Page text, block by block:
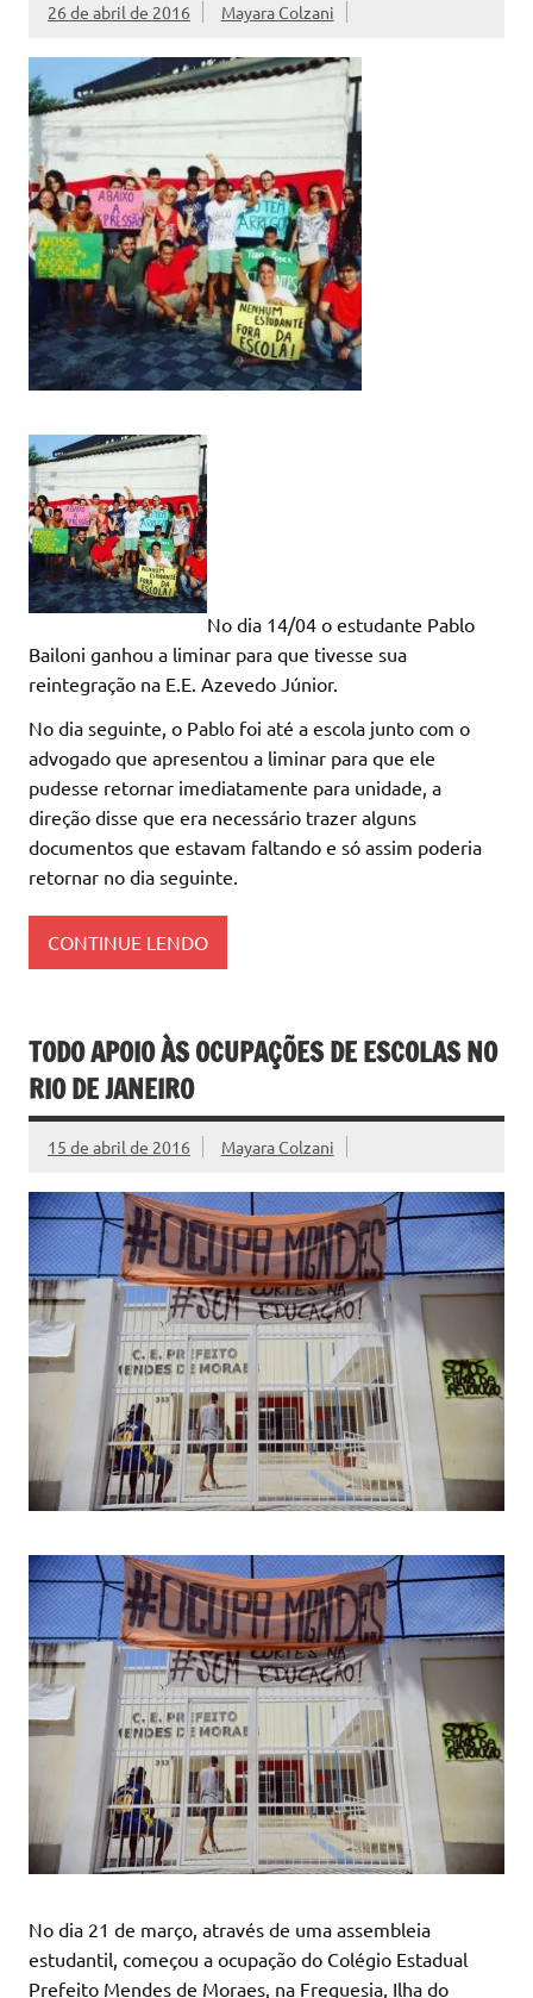
26 de abril de 2016 Mayara Colzani
No dia 14/04 o estudante Pablo
Bailoni ganhou a liminar para que tivesse sua
reintegração na E.E. Azevedo Júnior.
No dia seguinte, o Pablo foi até a escola junto com o
advogado que apresentou a liminar para que ele
pudesse retornar imediatamente para unidade, a
direção disse que era necessário trazer alguns
documentos que estavam faltando e só assim poderia
retornar no dia seguinte.
CONTINUE LENDO
TODO APOIO ÀS OCUPAÇÕES DE ESCOLAS NO
RIO DE JANEIRO
15 de abril de 2016 Mayara Colzani
No dia 21 de março, através de uma assembleia
estudantil, começou a ocupação do Colégio Estadual
Prefeito Mendes de Moraes, na Freguesia, Ilha do